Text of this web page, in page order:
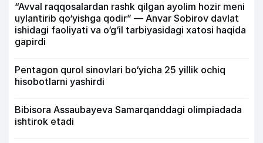
“Avval raqqosalardan rashk qilgan ayolim hozir meni
uylantirib qo‘yishga qodir” — Anvar Sobirov davlat
ishidagi faoliyati va o‘g‘il tarbiyasidagi xatosi haqida
gapirdi
Pentagon qurol sinovlari bo‘yicha 25 yillik ochiq
hisobotlarni yashirdi
Bibisora Assaubayeva Samarqanddagi olimpiadada
ishtirok etadi